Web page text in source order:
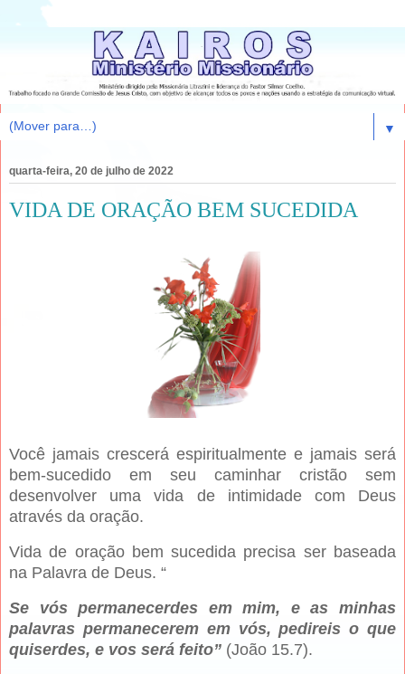
▼
quarta-feira, 20 de julho de 2022
VIDA DE ORAÇÃO BEM SUCEDIDA
Você jamais crescerá espiritualmente e jamais será
bem-sucedido em seu caminhar cristão sem
desenvolver uma vida de intimidade com Deus
através da oração.
Vida de oração bem sucedida precisa ser baseada
na Palavra de Deus. “
Se vós permanecerdes em mim, e as minhas
palavras permanecerem em vós, pedireis o que
quiserdes, e vos será feito” (João 15.7).